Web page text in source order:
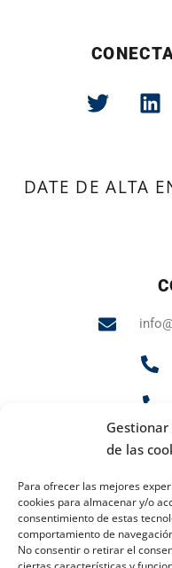
de las
Para ofrecer las mejores
cookies para almacenar y/o
consentimiento de estas
comportamiento de
No consentir o retirar el
DATE DE ALTA